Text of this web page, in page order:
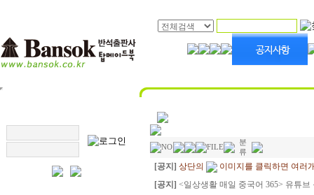
NO FILE
분
류
[공지] 상단의
이미지를 클릭하면 여러
[공지] <일상생활 매일 중국어 365> 유튜브